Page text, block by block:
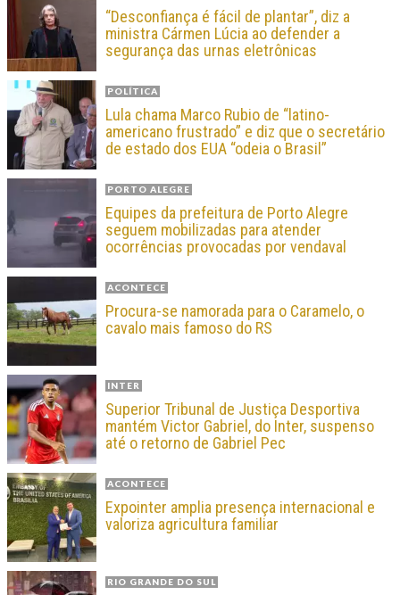
“Desconfiança é fácil de plantar”, diz a
ministra Cármen Lúcia ao defender a
segurança das urnas eletrônicas
POLÍTICA
Lula chama Marco Rubio de “latino-
americano frustrado” e diz que o secretário
de estado dos EUA “odeia o Brasil”
PORTO ALEGRE
Equipes da prefeitura de Porto Alegre
seguem mobilizadas para atender
ocorrências provocadas por vendaval
ACONTECE
Procura-se namorada para o Caramelo, o
cavalo mais famoso do RS
INTER
Superior Tribunal de Justiça Desportiva
mantém Victor Gabriel, do Inter, suspenso
até o retorno de Gabriel Pec
ACONTECE
Expointer amplia presença internacional e
valoriza agricultura familiar
RIO GRANDE DO SUL